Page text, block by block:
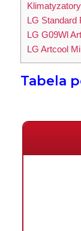
LG Standard
LG G09Wl
LG Artcool
Tabela